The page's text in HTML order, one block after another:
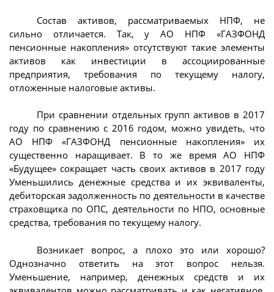
Состав активов, рассматриваемых НПФ, не
сильно отличается. Так, у АО НПФ «ГАЗФОНД
пенсионные накопления» отсутствуют такие элементы
активов как инвестиции в ассоциированные
предприятия, требования по текущему налогу,
отложенные налоговые активы.
При сравнении отдельных групп активов в 2017
году по сравнению с 2016 годом, можно увидеть, что
АО НПФ «ГАЗФОНД пенсионные накопления» их
существенно наращивает. В то же время АО НПФ
«Будущее» сокращает часть своих активов в 2017 году
Уменьшились денежные средства и их эквиваленты,
дебиторская задолженность по деятельности в качестве
страховщика по ОПС, деятельности по НПО, основные
средства, требования по текущему налогу.
Возникает вопрос, а плохо это или хорошо?
Однозначно ответить на этот вопрос нельзя.
Уменьшение, например, денежных средств и их